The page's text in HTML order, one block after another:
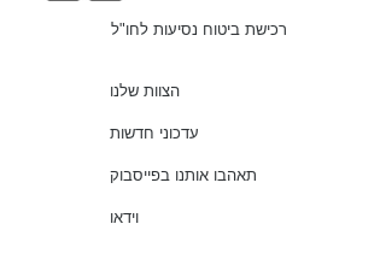
רכישת ביטוח נסיעות לחו"ל
הצוות שלנו
עדכוני חדשות
תאהבו אותנו בפייסבוק
וידאו